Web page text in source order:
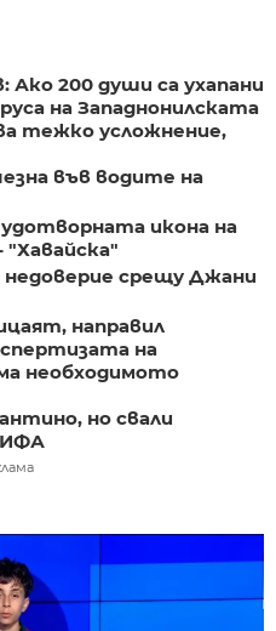
200 души са ухапани
на Западнонилската
тежко усложнение,
във водите на
икона на
"Хавайска"
срещу Джани
направил
на
необходимото
но свали